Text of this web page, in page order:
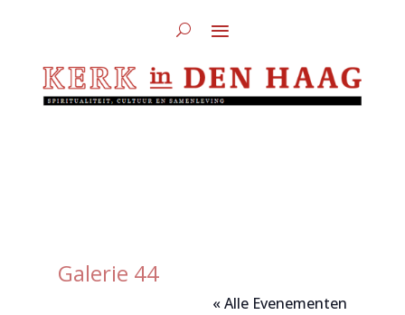
Galerie 44
« Alle Evenementen